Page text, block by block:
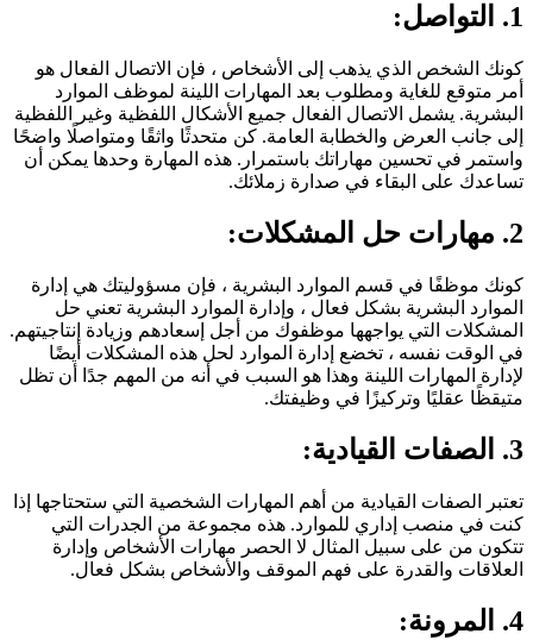
1. التواصل:
كونك الشخص الذي يذهب إلى الأشخاص ، فإن الاتصال الفعال هو
أمر متوقع للغاية ومطلوب بعد المهارات اللينة لموظف الموارد
البشرية. يشمل الاتصال الفعال جميع الأشكال اللفظية وغير اللفظية
إلى جانب العرض والخطابة العامة. كن متحدثًا واثقًا ومتواصلًا واضحًا
واستمر في تحسين مهاراتك باستمرار. هذه المهارة وحدها يمكن أن
تساعدك على البقاء في صدارة زملائك.
2. مهارات حل المشكلات:
كونك موظفًا في قسم الموارد البشرية ، فإن مسؤوليتك هي إدارة
الموارد البشرية بشكل فعال ، وإدارة الموارد البشرية تعني حل
المشكلات التي يواجهها موظفوك من أجل إسعادهم وزيادة إنتاجيتهم.
في الوقت نفسه ، تخضع إدارة الموارد لحل هذه المشكلات أيضًا
لإدارة المهارات اللينة وهذا هو السبب في أنه من المهم جدًا أن تظل
متيقظًا عقليًا وتركيزًا في وظيفتك.
3. الصفات القيادية:
تعتبر الصفات القيادية من أهم المهارات الشخصية التي ستحتاجها إذا
كنت في منصب إداري للموارد. هذه مجموعة من الجدرات التي
تتكون من على سبيل المثال لا الحصر مهارات الأشخاص وإدارة
العلاقات والقدرة على فهم الموقف والأشخاص بشكل فعال.
4. المرونة: